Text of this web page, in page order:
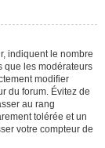
indiquent le nombre
que les modérateurs
modifier
du forum. Évitez de
au rang
tolérée et un
votre compteur de